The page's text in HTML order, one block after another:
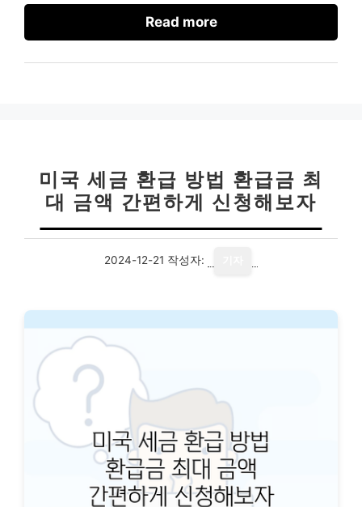
Read more
미국 세금 환급 방법 환급금 최
대 금액 간편하게 신청해보자
2024-12-21 작성자: